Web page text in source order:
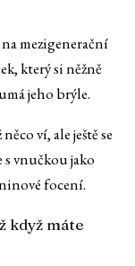
mezigenerační
který si něžně
jeho brýle.
ví, ale ještě se
s vnučkou jako
focení.
když máte